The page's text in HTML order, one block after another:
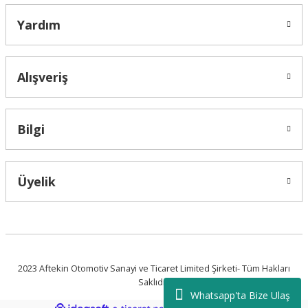
Whatsapp'ta Bize Ulaş
Yardım
Alışveriş
Bilgi
Üyelik
2023 Aftekin Otomotiv Sanayi ve Ticaret Limited Şirketi- Tüm Hakları
Saklıdır.